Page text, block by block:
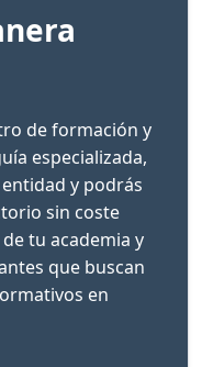
de formación y
especializada,
y podrás
sin coste
tu academia y
que buscan
en